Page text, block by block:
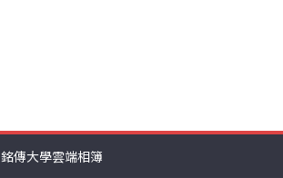
銘傳大學雲端相簿